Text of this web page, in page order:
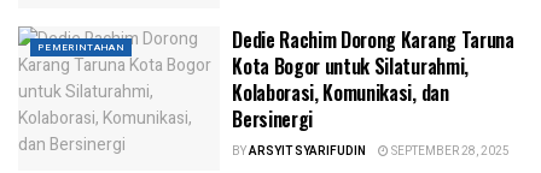
PEMERINTAHAN
Dedie Rachim Dorong Karang Taruna
Kota Bogor untuk Silaturahmi,
Kolaborasi, Komunikasi, dan
Bersinergi
BYARSYIT SYARIFUDIN SEPTEMBER 28, 2025